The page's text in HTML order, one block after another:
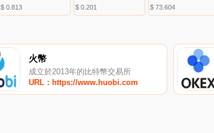
$ 0.813 $ 0.201 $ 73.604
火幣
成立於2013年的比特幣交易所
URL：https://www.huobi.com